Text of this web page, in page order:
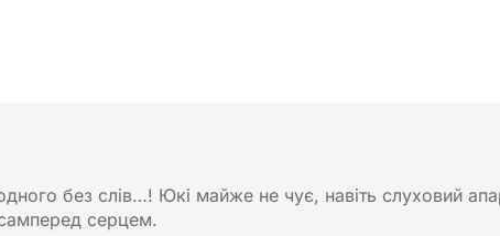
без слів…! Юкі майже не чує, навіть слуховий
серцем.